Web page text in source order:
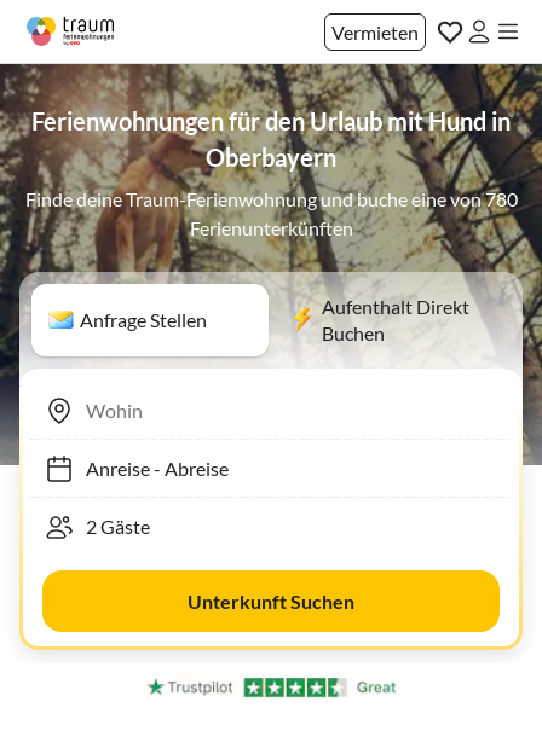
Vermieten
Ferienwohnungen für den Urlaub mit Hund in
Oberbayern
Finde deine Traum-Ferienwohnung und buche eine von 780
Ferienunterkünften
Anfrage Stellen
Aufenthalt Direkt
Buchen
Anreise- Abreise
Unterkunft Suchen